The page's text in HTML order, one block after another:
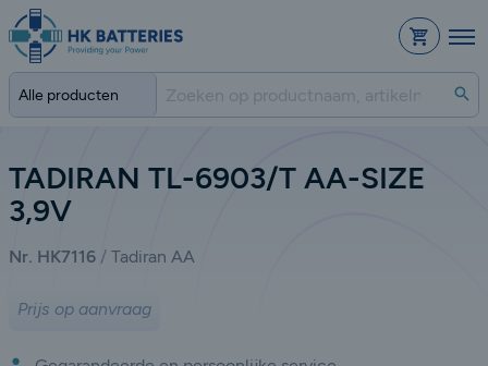
TADIRAN TL-6903/T AA-SIZE
3,9V
Nr. HK7116 Tadiran AA
Prijs op aanvraag